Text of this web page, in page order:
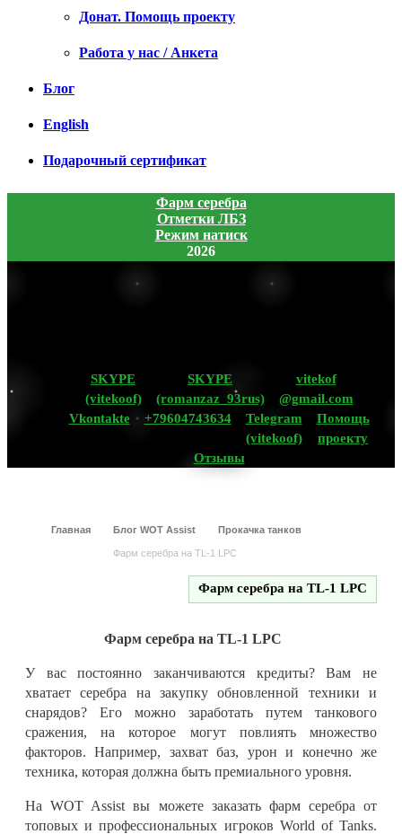
Донат. Помощь проекту
Работа у нас / Анкета
Блог
English
Подарочный сертификат
Фарм серебра
Отметки ЛБЗ
Режим натиск
2026
SKYPE
(vitekoof)
SKYPE
(romanzaz_93rus)
vitekof
@gmail.com
Vkontakte
+79604743634
Telegram
(vitekoof)
Помощь
проекту
Отзывы
Главная Блог WOT Assist Прокачка танков
Фарм серебра на TL-1 LPC
Фарм серебра на TL-1 LPC
Фарм серебра на TL-1 LPC
У вас постоянно заканчиваются кредиты? Вам не
хватает серебра на закупку обновленной техники и
снарядов? Его можно заработать путем танкового
сражения, на которое могут повлиять множество
факторов. Например, захват баз, урон и конечно же
техника, которая должна быть премиального уровня.
На WOT Assist вы можете заказать фарм серебра от
топовых и профессиональных игроков World of Tanks.